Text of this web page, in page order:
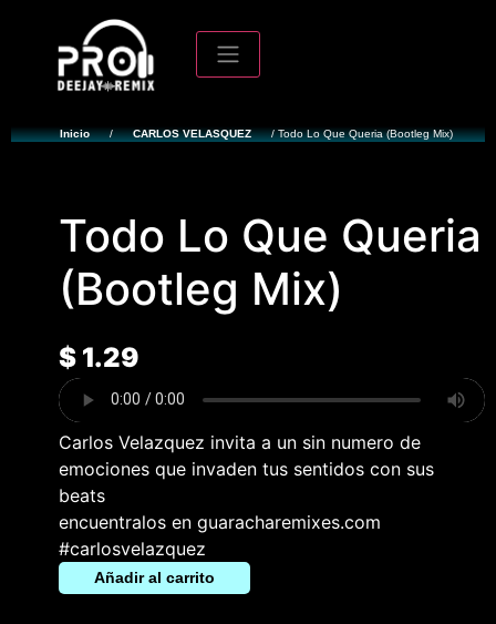
Inicio / CARLOS VELASQUEZ / Todo Lo Que Queria (Bootleg Mix)
Todo Lo Que Queria
(Bootleg Mix)
$1.29
Carlos Velazquez invita a un sin numero de
emociones que invaden tus sentidos con sus
beats
encuentralos en guaracharemixes.com
#carlosvelazquez
Añadir al carrito